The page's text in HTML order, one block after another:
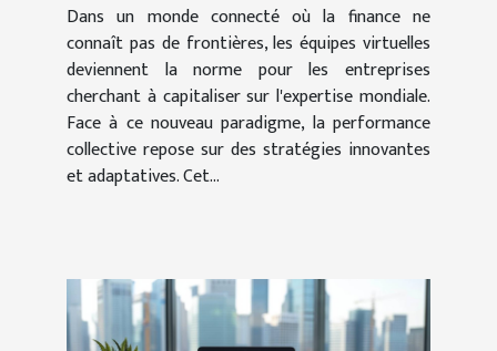
Dans un monde connecté où la finance ne
connaît pas de frontières, les équipes virtuelles
deviennent la norme pour les entreprises
cherchant à capitaliser sur l'expertise mondiale.
Face à ce nouveau paradigme, la performance
collective repose sur des stratégies innovantes
et adaptatives. Cet...